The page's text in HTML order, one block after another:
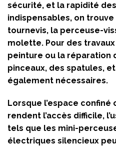
sécurité, et la rapidité
indispensables, on
tournevis, la perceuse-
molette. Pour des
peinture ou la réparation
pinceaux, des spatules,
également nécessaires.
Lorsque l’espace
rendent l’accès difficile,
tels que les mini-
électriques silencieux